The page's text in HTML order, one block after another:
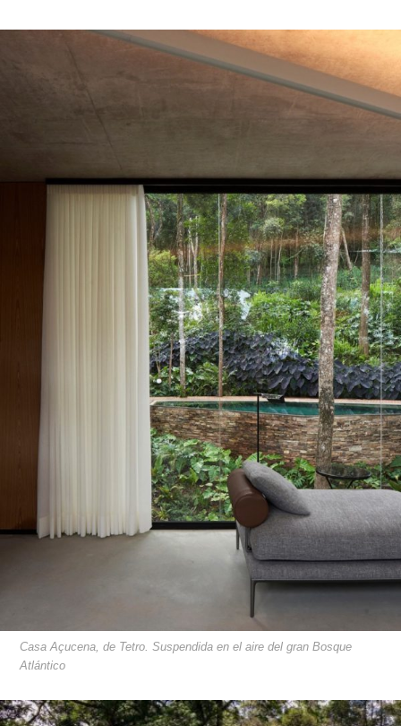
Casa Açucena, de Tetro. Suspendida en el aire del gran Bosque
Atlántico